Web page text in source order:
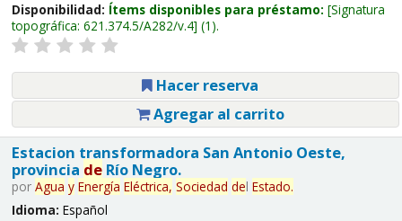
Disponibilidad: Ítems disponibles para préstamo: Signatura
topográfica: 621.374.5/A282/v.4 (1).
Hacer reserva
Agregar al carrito
Estacion transformadora San Antonio Oeste,
provincia deRío Negro.
por Agua y Energía Eléctrica, Sociedad del Estado.
Idioma: Español